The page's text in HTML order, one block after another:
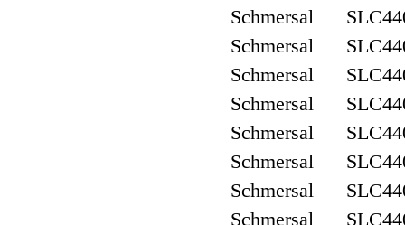
Schmersal
Schmersal
Schmersal
Schmersal
Schmersal
Schmersal
Schmersal
Schmersal